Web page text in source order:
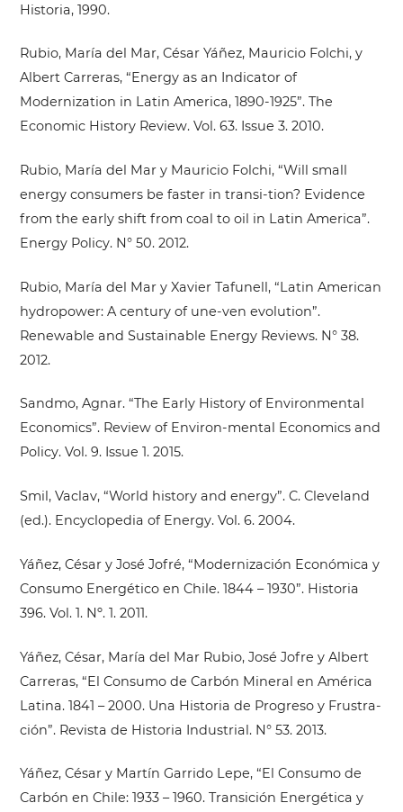
Historia, 1990.
Rubio, María del Mar, César Yáñez, Mauricio Folchi, y
Albert Carreras, “Energy as an Indicator of
Modernization in Latin America, 1890-1925”. The
Economic History Review. Vol. 63. Issue 3. 2010.
Rubio, María del Mar y Mauricio Folchi, “Will small
energy consumers be faster in transi-tion? Evidence
from the early shift from coal to oil in Latin America”.
Energy Policy. N° 50. 2012.
Rubio, María del Mar y Xavier Tafunell, “Latin American
hydropower: A century of une-ven evolution”.
Renewable and Sustainable Energy Reviews. N° 38.
2012.
Sandmo, Agnar. “The Early History of Environmental
Economics”. Review of Environ-mental Economics and
Policy. Vol. 9. Issue 1. 2015.
Smil, Vaclav, “World history and energy”. C. Cleveland
(ed.). Encyclopedia of Energy. Vol. 6. 2004.
Yáñez, César y José Jofré, “Modernización Económica y
Consumo Energético en Chile. 1844 – 1930”. Historia
396. Vol. 1. Nº. 1. 2011.
Yáñez, César, María del Mar Rubio, José Jofre y Albert
Carreras, “El Consumo de Carbón Mineral en América
Latina. 1841 – 2000. Una Historia de Progreso y Frustra-
ción”. Revista de Historia Industrial. N° 53. 2013.
Yáñez, César y Martín Garrido Lepe, “El Consumo de
Carbón en Chile: 1933 – 1960. Transición Energética y